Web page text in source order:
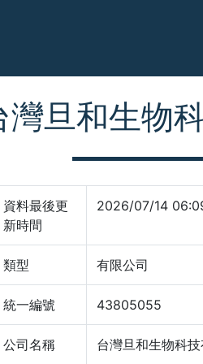
灣旦和生物
資料最後更
新時間
2026/07/14
類型 有限公司
統一編號 43805055
公司名稱 台灣旦和生物科